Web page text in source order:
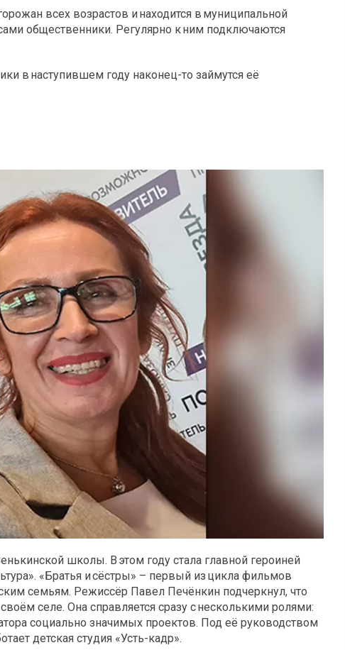
всех возрастов и находится в муниципальной
общественники. Регулярно к ним подключаются
в наступившем году наконец-то займутся её
школы. В этом году стала главной героиней
«Братья и сёстры» – первый из цикла фильмов
семьям. Режиссёр Павел Печёнкин подчеркнул, что
селе. Она справляется сразу с несколькими ролями:
социально значимых проектов. Под её руководством
детская студия «Усть-кадр».